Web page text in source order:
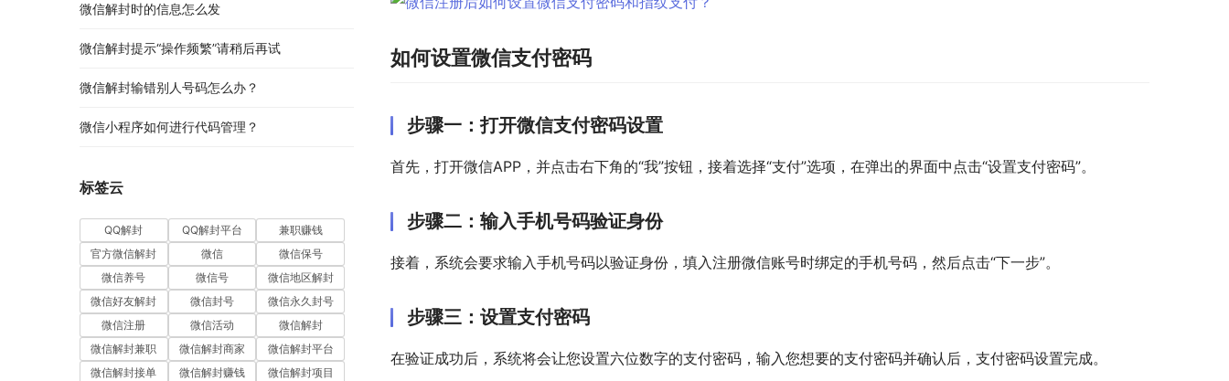
如何设置微信支付密码
步骤一：打开微信支付密码设置
首先，打开微信APP，并点击右下角的“我”按钮，接着选择“支付”选项，在弹出的界面中点击“设置支付密码”。
步骤二：输入手机号码验证身份
接着，系统会要求输入手机号码以验证身份，填入注册微信账号时绑定的手机号码，然后点击“下一步”。
步骤三：设置支付密码
在验证成功后，系统将会让您设置六位数字的支付密码，输入您想要的支付密码并确认后，支付密码设置完成。
微信解封时的信息怎么发
微信解封提示“操作频繁”请稍后再试
微信解封输错别人号码怎么办？
微信小程序如何进行代码管理？
标签云
QQ解封 QQ解封平台
兼职赚钱
官方微信解封
微信
微信保号
微信养号
微信号
微信地区解封
微信好友解封
微信封号
微信永久封号
微信注册
微信活动
微信解封
微信解封兼职
微信解封商家
微信解封平台
微信解封接单
微信解封赚钱
微信解封项目